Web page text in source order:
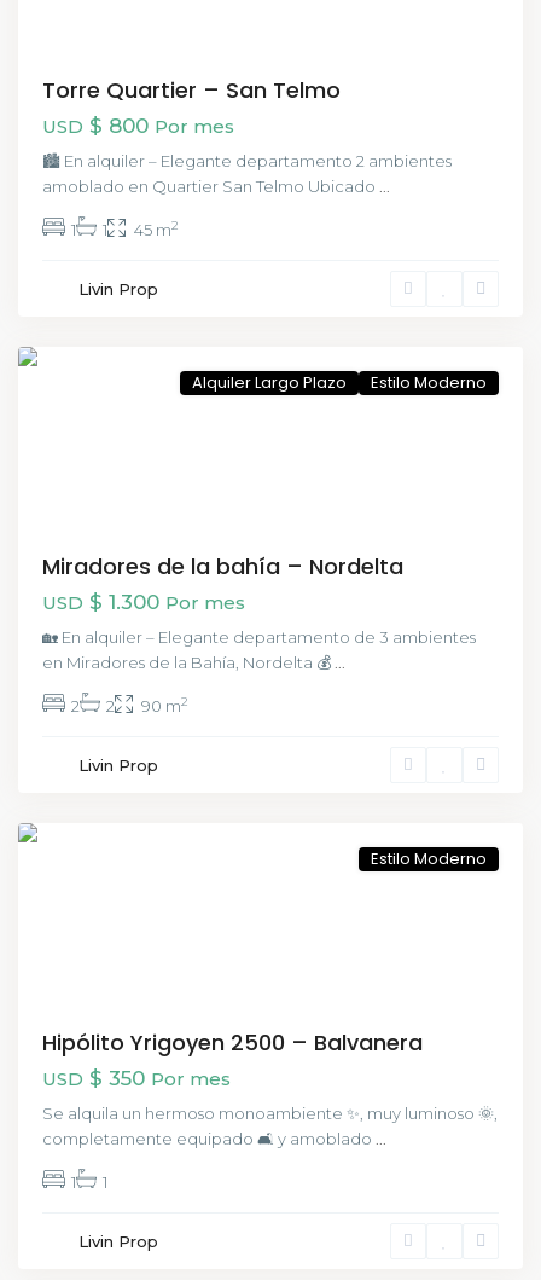
Torre Quartier – San Telmo
USD $ 800 Por mes
🏙️ En alquiler – Elegante departamento 2 ambientes
amoblado en Quartier San Telmo Ubicado
1 1 45 m2
Livin Prop
Alquiler Largo Plazo Estilo Moderno
Miradores de la bahía – Nordelta
USD $ 1.300 Por mes
🏡 En alquiler – Elegante departamento de 3 ambientes
en Miradores de la Bahía, Nordelta 💰
2 2 90 m2
Livin Prop
Balvanera,
Estilo Moderno
Hipólito Yrigoyen 2500 – Balvanera
USD $ 350 Por mes
Se alquila un hermoso monoambiente ✨, muy luminoso 🌞,
completamente equipado 🛋️ y amoblado
1 1
Livin Prop